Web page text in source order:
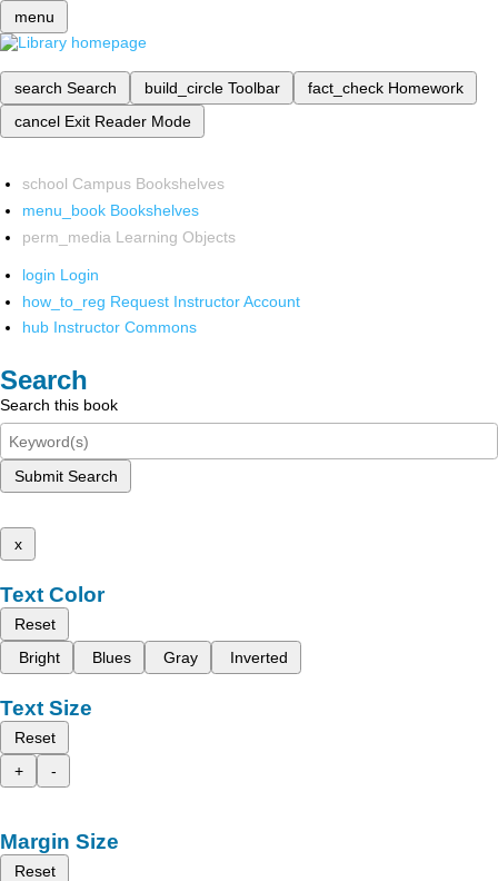
menu
search Search build_circle Toolbar fact_check Homework
cancel Exit Reader Mode
school Campus Bookshelves
menu_book Bookshelves
perm_media Learning Objects
login Login
how_to_reg Request Instructor Account
hub Instructor Commons
Search
Search this book
Submit Search
x
Text Color
Reset
Bright
Blues Gray Inverted
Text Size
Reset
+
-
Margin Size
Reset